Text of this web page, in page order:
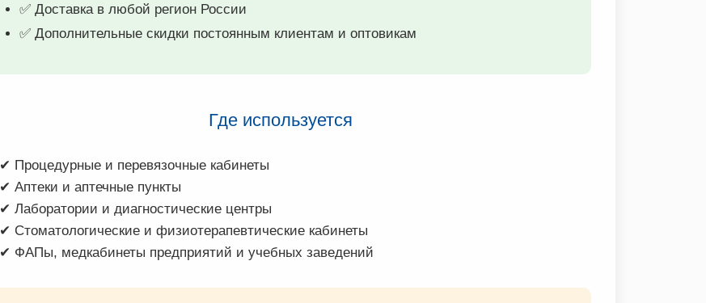
✅ Доставка в любой регион России
✅ Дополнительные скидки постоянным клиентам и оптовикам
Где используется
✔ Процедурные и перевязочные кабинеты
✔ Аптеки и аптечные пункты
✔ Лаборатории и диагностические центры
✔ Стоматологические и физиотерапевтические кабинеты
✔ ФАПы, медкабинеты предприятий и учебных заведений